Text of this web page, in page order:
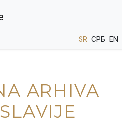
SR СРБ EN
ARHIVA